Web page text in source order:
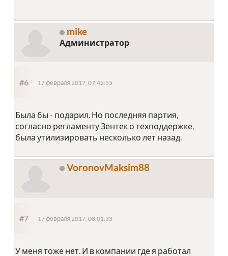
mike
Администратор
#6 17 февраля 2017, 07:42:55
Была бы - подарил. Но последняя партия,
согласно регламенту Зентек о техподдержке,
была утилизировать несколько лет назад.
VoronovMaksim88
#7 17 февраля 2017, 08:01:33
У меня тоже нет. И в компании где я работал